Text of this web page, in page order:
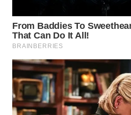
WN
CIANJUR
WN
KEPULAUAN
SERIBU